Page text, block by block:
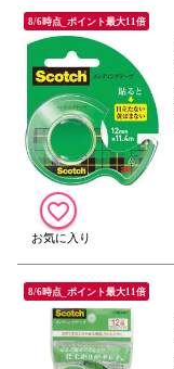
8/6時点_ポイント最大11倍
8/6時点_ポイント最大11倍